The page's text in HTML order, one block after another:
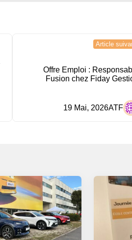
Article
Offre Emploi :
Fusion chez Fiday
ATF
19 Mai, 2026